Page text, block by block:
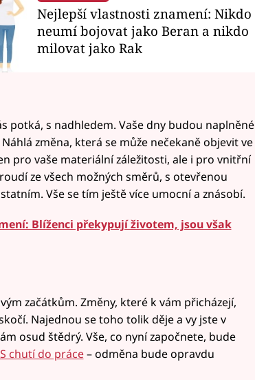
Nejlepší vlastnosti znamení: Nikdo
neumí bojovat jako Beran a nikdo
milovat jako Rak
potká, s nadhledem. Vaše dny budou naplněné
změna, která se může nečekaně objevit ve
pro vaše materiální záležitosti, ale i pro vnitřní
ze všech možných směrů, s otevřenou
Vše se tím ještě více umocní a znásobí.
Blíženci překypují životem, jsou však
začátkům. Změny, které k vám přicházejí,
Najednou se toho tolik děje a vy jste v
osud štědrý. Vše, co nyní započnete, bude
S chutí do práce– odměna bude opravdu